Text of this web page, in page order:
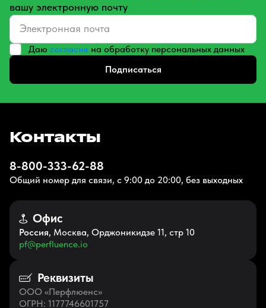
вашу электронную почту
Даю согласие на обработку персональных данных
Подписаться
Контакты
8-800-333-62-88
Общий номер для связи, с 9:00 до 20:00, без выходных
Офис
Россия, Москва, Орджоникидзе 11, стр 10
pf@perfluence.io
Реквизиты
ООО «Перфлюенс»
ОГРН: 1177746601757